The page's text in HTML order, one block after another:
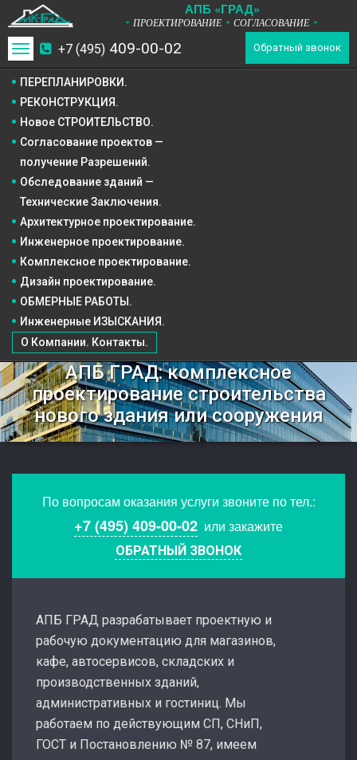
АПБ «ГРАД»
* ПРОЕКТИРОВАНИЕ * СОГЛАСОВАНИЕ *
+7 (495) 409-00-02 Обратный звонок
Toggle
navigation
ПЕРЕПЛАНИРОВКИ.
РЕКОНСТРУКЦИЯ.
Новое СТРОИТЕЛЬСТВО.
ОБМЕРНЫЕ РАБОТЫ.
Инженерные ИЗЫСКАНИЯ.
О Компании. Контакты.
Согласование проектов —
получение Разрешений.
Обследование зданий —
Технические Заключения.
Архитектурное проектирование.
Инженерное проектирование.
Комплексное проектирование.
Дизайн проектирование.
АПБ ГРАД: комплексное
проектирование строительства
нового здания или сооружения
По вопросам оказания услуги звоните по тел.:
+7 (495) 409-00-02 или закажите
ОБРАТНЫЙ ЗВОНОК
АПБ ГРАД разрабатывает проектную и
рабочую документацию для магазинов,
кафе, автосервисов, складских и
производственных зданий,
административных и гостиниц. Мы
работаем по действующим СП, СНиП,
ГОСТ и Постановлению № 87, имеем